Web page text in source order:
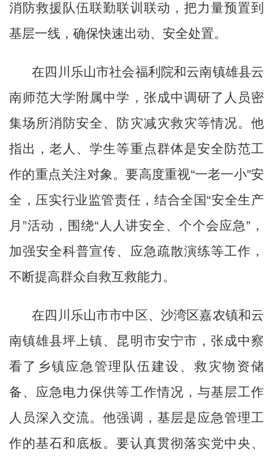
消防救援队伍联勤联训联动，把力量预置到
基层一线，确保快速出动、安全处置。
在四川乐山市社会福利院和云南镇雄县云
南师范大学附属中学，张成中调研了人员密
集场所消防安全、防灾减灾救灾等情况。他
指出，老人、学生等重点群体是安全防范工
作的重点关注对象。要高度重视“一老一小”安
全，压实行业监管责任，结合全国“安全生产
月”活动，围绕“人人讲安全、个个会应急”，
加强安全科普宣传、应急疏散演练等工作，
不断提高群众自救互救能力。
在四川乐山市市中区、沙湾区嘉农镇和云
南镇雄县坪上镇、昆明市安宁市，张成中察
看了乡镇应急管理队伍建设、救灾物资储
备、应急电力保供等工作情况，与基层工作
人员深入交流。他强调，基层是应急管理工
作的基石和底板。要认真贯彻落实党中央、